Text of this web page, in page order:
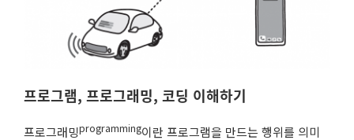
프로그램, 프로그래밍, 코딩 이해하기
프로그래밍programming이란 프로그램을 만드는 행위를 의미